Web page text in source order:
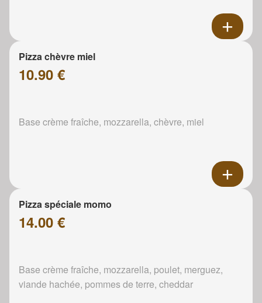
Pizza chèvre miel
10.90 €
Base crème fraîche, mozzarella, chèvre, miel
Pizza spéciale momo
14.00 €
Base crème fraîche, mozzarella, poulet, merguez,
viande hachée, pommes de terre, cheddar